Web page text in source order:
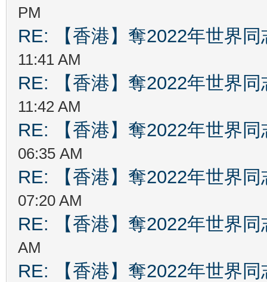
PM
RE: 【香港】奪2022年世界
11:41 AM
RE: 【香港】奪2022年世界
11:42 AM
RE: 【香港】奪2022年世界
06:35 AM
RE: 【香港】奪2022年世界
07:20 AM
RE: 【香港】奪2022年世界
AM
RE: 【香港】奪2022年世界